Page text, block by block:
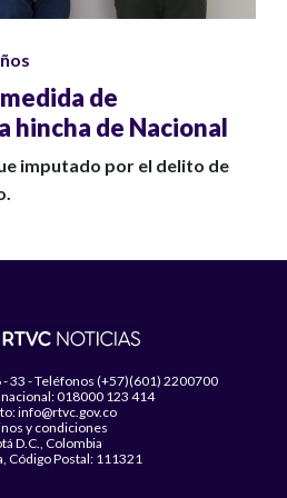
de
hincha de Nacional
imputado por el delito de
- 33 - Teléfonos (+57)(601) 2200700
018000 123 414
info@rtvc.gov.co
y condiciones
D.C., Colombia
Código Postal: 111321